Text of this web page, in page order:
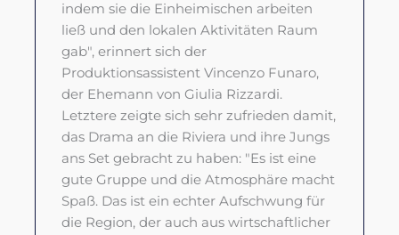
indem sie die Einheimischen arbeiten
ließ und den lokalen Aktivitäten Raum
gab", erinnert sich der
Produktionsassistent Vincenzo Funaro,
der Ehemann von Giulia Rizzardi.
Letztere zeigte sich sehr zufrieden damit,
das Drama an die Riviera und ihre Jungs
ans Set gebracht zu haben: "Es ist eine
gute Gruppe und die Atmosphäre macht
Spaß. Das ist ein echter Aufschwung für
die Region, der auch aus wirtschaftlicher